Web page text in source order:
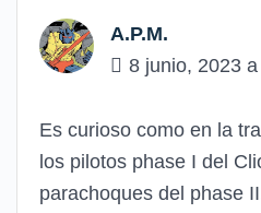
A.P.M.
8 junio, 2023
Es curioso como en la
los pilotos phase I del
parachoques del phase